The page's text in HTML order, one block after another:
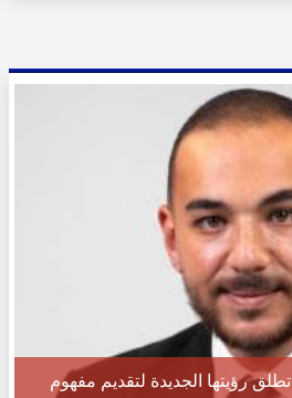
LARZ Developments تطلق رؤيتها الجديدة لتقديم مفهوم